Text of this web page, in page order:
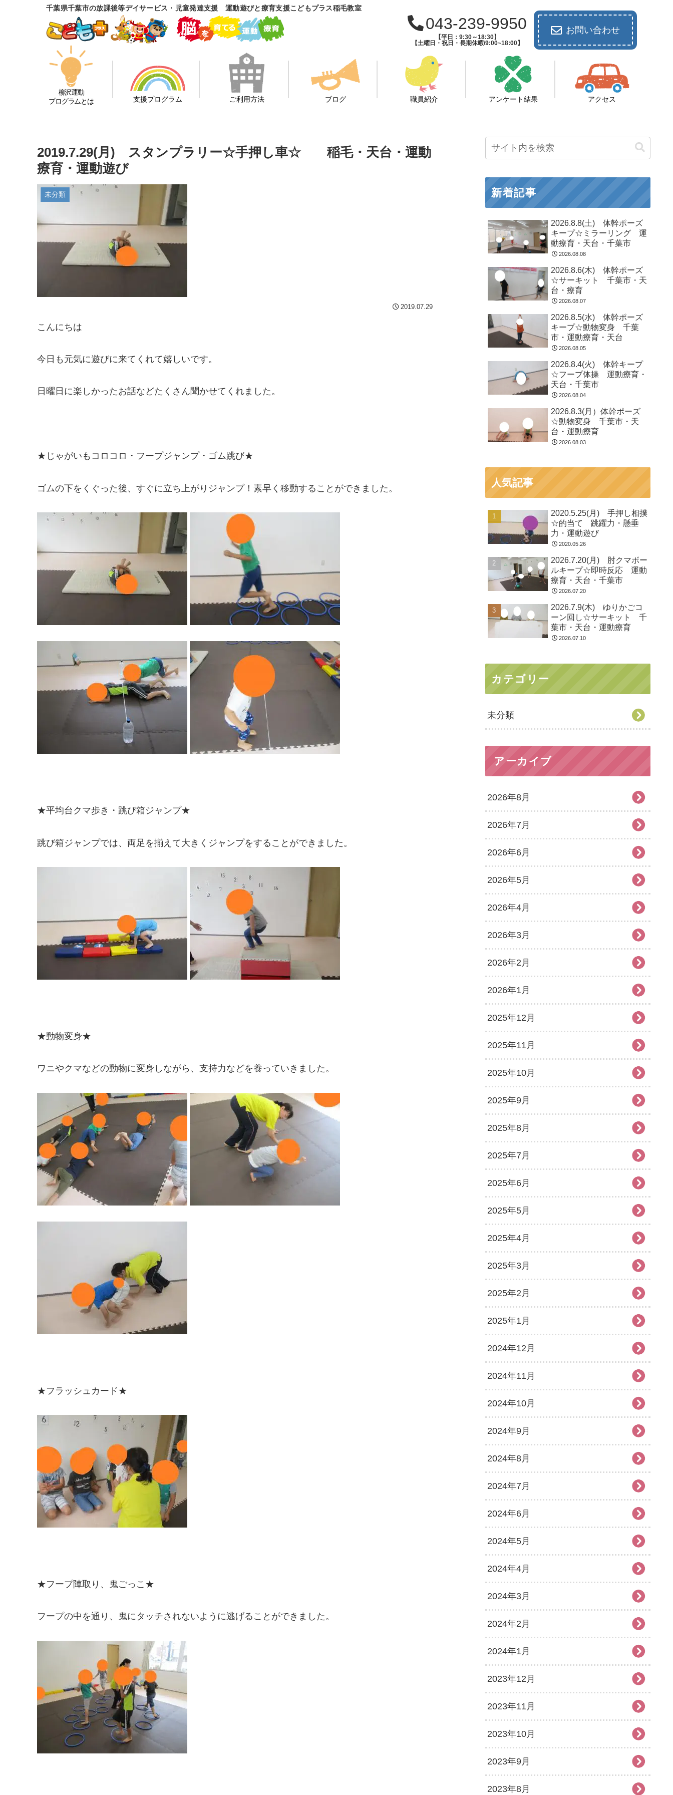
千葉県千葉市の放課後等デイサービス・児童発達支援 運動遊びと療育支援こどもプラス稲毛教室
043-239-9950
【平日：9:30～18:30】
【土曜日・祝日・長期休暇/9:00~18:00】
お問い合わせ
柳沢運動
プログラムとは
支援プログラム ご利用方法 ブログ 職員紹介 アンケート結果 アクセス
2019.7.29(月) スタンプラリー☆手押し車☆ 稲毛・天台・運動
療育・運動遊び
未分類
2019.07.29
こんにちは
今日も元気に遊びに来てくれて嬉しいです。
日曜日に楽しかったお話などたくさん聞かせてくれました。
★じゃがいもコロコロ・フープジャンプ・ゴム跳び★
ゴムの下をくぐった後、すぐに立ち上がりジャンプ！素早く移動することができました。
★平均台クマ歩き・跳び箱ジャンプ★
跳び箱ジャンプでは、両足を揃えて大きくジャンプをすることができました。
★動物変身★
ワニやクマなどの動物に変身しながら、支持力などを養っていきました。
★フラッシュカード★
★フープ陣取り、鬼ごっこ★
フープの中を通り、鬼にタッチされないように逃げることができました。
新着記事
2026.8.8(土) 体幹ポーズ
キープ☆ミラーリング 運
動療育・天台・千葉市
2026.08.08
2026.8.6(木) 体幹ポーズ
☆サーキット 千葉市・天
台・療育
2026.08.07
2026.8.5(水) 体幹ポーズ
キープ☆動物変身 千葉
市・運動療育・天台
2026.08.05
2026.8.4(火) 体幹キープ
☆フープ体操 運動療育・
天台・千葉市
2026.08.04
2026.8.3(月）体幹ポーズ
☆動物変身 千葉市・天
台・運動療育
2026.08.03
人気記事
2020.5.25(月) 手押し相撲
☆的当て 跳躍力・懸垂
力・運動遊び
2020.05.26
2026.7.20(月) 肘クマボー
ルキープ☆即時反応 運動
療育・天台・千葉市
2026.07.20
2026.7.9(木) ゆりかごコ
ーン回し☆サーキット 千
葉市・天台・運動療育
2026.07.10
カテゴリー
未分類
アーカイブ
2026年8月
2026年7月
2026年6月
2026年5月
2026年4月
2026年3月
2026年2月
2026年1月
2025年12月
2025年11月
2025年10月
2025年9月
2025年8月
2025年7月
2025年6月
2025年5月
2025年4月
2025年3月
2025年2月
2025年1月
2024年12月
2024年11月
2024年10月
2024年9月
2024年8月
2024年7月
2024年6月
2024年5月
2024年4月
2024年3月
2024年2月
2024年1月
2023年12月
2023年11月
2023年10月
2023年9月
2023年8月